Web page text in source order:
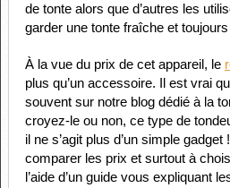
de tonte alors que d’autres les
garder une tonte fraîche et
À la vue du prix de cet appareil, le
plus qu’un accessoire. Il est vrai
souvent sur notre blog dédié à la
croyez-le ou non, ce type de
il ne s’agit plus d’un simple
comparer les prix et surtout à
l’aide d’un guide vous expliquant